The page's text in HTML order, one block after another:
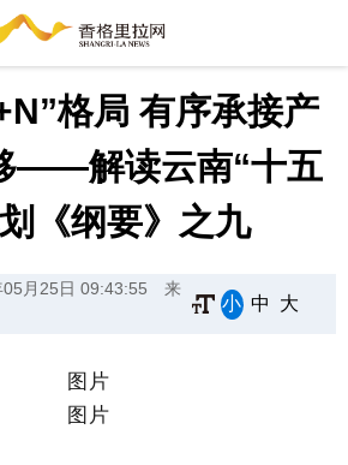
格局 有序承接产
——解读云南“十五
《纲要》之九
月25日 09:43:55
来
小 中 大